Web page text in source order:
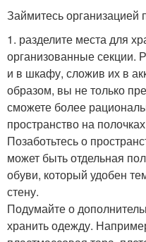
Займитесь
1. разделите места для
организованные секции.
и в шкафу, сложив их в
образом, вы не только
сможете более
пространство на
Позаботьтесь о
может быть отдельная
обуви, который удобен
стену.
Подумайте о
хранить одежду.